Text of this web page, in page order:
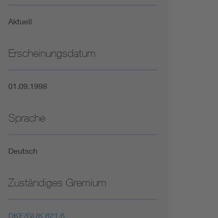
Aktuell
Erscheinungsdatum
01.09.1998
Sprache
Deutsch
Zuständiges Gremium
DKE/GUK 821.6